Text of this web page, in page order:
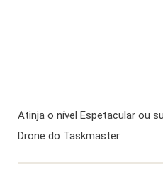
Atinja o nível Espetacular ou
Drone do Taskmaster.